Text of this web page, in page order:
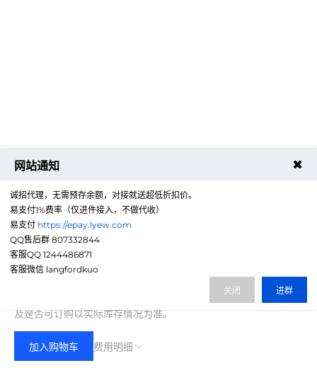
费用合计： 699.00
注：以上是参考价格，具体扣费请以实际下单结果为准，具体资源
及是否可订购以实际库存情况为准。
费用明细
加入购物车
网站通知 ✖
诚招代理，无需预存余额，对接就送超低折扣价。
易支付1%费率（仅进件接入，不做代收）
易支付 https://epay.lyew.com
QQ售后群 807332844
客服QQ 1244486871
客服微信 langfordkuo
进群
关闭